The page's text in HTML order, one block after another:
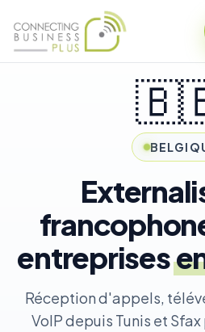
entreprises
Réception d'appels,
VoIP depuis Tunis et